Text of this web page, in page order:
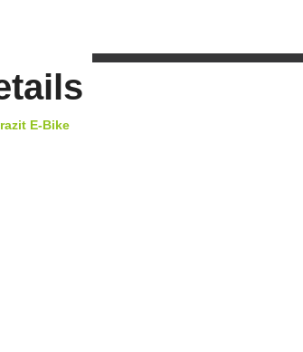
E-Bike